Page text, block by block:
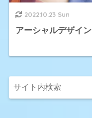
2022.10.23 Sun
アーシャルデザイン